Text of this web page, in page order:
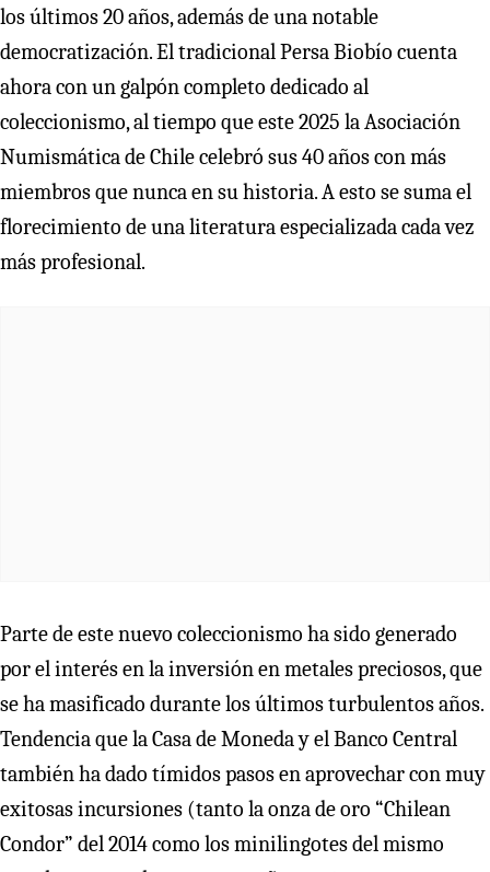
los últimos 20 años, además de una notable
democratización. El tradicional Persa Biobío cuenta
ahora con un galpón completo dedicado al
coleccionismo, al tiempo que este 2025 la Asociación
Numismática de Chile celebró sus 40 años con más
miembros que nunca en su historia. A esto se suma el
florecimiento de una literatura especializada cada vez
más profesional.
Parte de este nuevo coleccionismo ha sido generado
por el interés en la inversión en metales preciosos, que
se ha masificado durante los últimos turbulentos años.
Tendencia que la Casa de Moneda y el Banco Central
también ha dado tímidos pasos en aprovechar con muy
exitosas incursiones (tanto la onza de oro “Chilean
Condor” del 2014 como los minilingotes del mismo